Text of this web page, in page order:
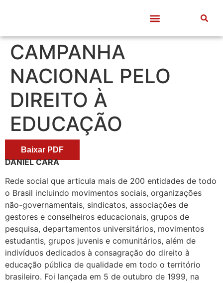
CAMPANHA
NACIONAL PELO
DIREITO À
EDUCAÇÃO
Baixar PDF
DANIEL CARA
Rede social que articula mais de 200 entidades de todo
o Brasil incluindo movimentos sociais, organizações
não-governamentais, sindicatos, associações de
gestores e conselheiros educacionais, grupos de
pesquisa, departamentos universitários, movimentos
estudantis, grupos juvenis e comunitários, além de
indivíduos dedicados à consagração do direito à
educação pública de qualidade em todo o território
brasileiro. Foi lançada em 5 de outubro de 1999, na